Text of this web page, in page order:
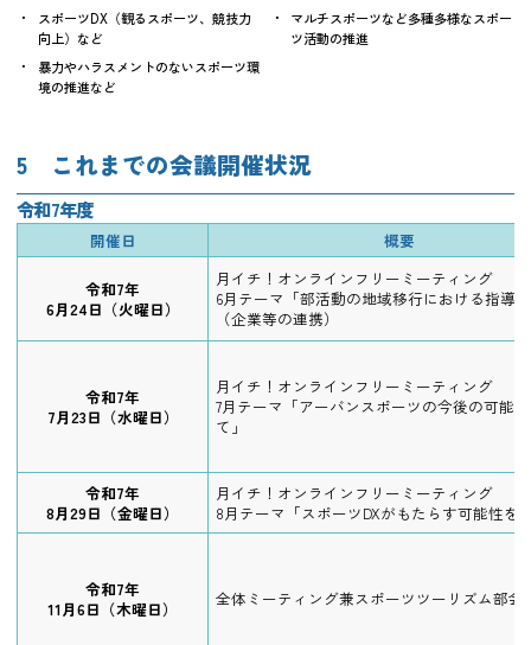
スポーツDX（観るスポーツ、競技力
向上）など
マルチスポーツなど多種多様なスポー
ツ活動の推進
暴力やハラスメントのないスポーツ環
境の推進など
5 これまでの会議開催状況
令和7年度
開催日 概要
令和7年
6月24日（火曜日）
月イチ！オンラインフリーミーティング
6月テーマ「部活動の地域移行における指導
（企業等の連携）
令和7年
7月23日（水曜日）
月イチ！オンラインフリーミーティング
7月テーマ「アーバンスポーツの今後の可能
て」
令和7年
8月29日（金曜日）
月イチ！オンラインフリーミーティング
8月テーマ「スポーツDXがもたらす可能性を
令和7年
11月6日（木曜日）
全体ミーティング兼スポーツツーリズム部会